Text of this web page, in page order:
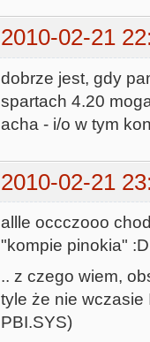
2010-02-21
dobrze jest, gdy
spartach 4.20
acha - i/o w tym
2010-02-21
allle occczooo
"kompie pinokia" :D
.. z czego wiem,
tyle że nie wczasie
PBI.SYS)